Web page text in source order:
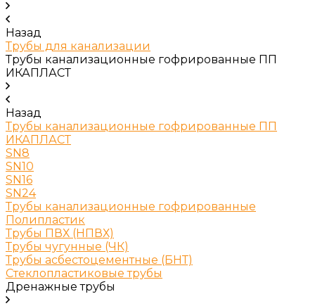
Назад
Трубы для канализации
Трубы канализационные гофрированные ПП
ИКАПЛАСТ
Назад
Трубы канализационные гофрированные ПП
ИКАПЛАСТ
SN8
SN10
SN16
SN24
Трубы канализационные гофрированные
Полипластик
Трубы ПВХ (НПВХ)
Трубы чугунные (ЧК)
Трубы асбестоцементные (БНТ)
Стеклопластиковые трубы
Дренажные трубы